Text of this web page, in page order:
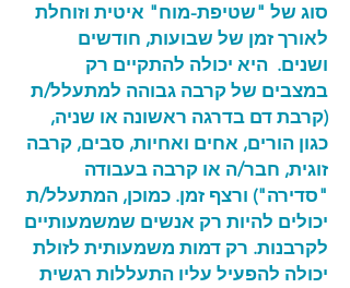
סוג של "שטיפת-מוח" איטית וזוחלת
לאורך זמן של שבועות, חודשים
ושנים. היא יכולה להתקיים רק
במצבים של קרבה גבוהה למתעלל/ת
(קרבת דם בדרגה ראשונה או שניה,
כגון הורים, אחים ואחיות, סבים, קרבה
זוגית, חבר/ה או קרבה בעבודה
"סדירה") ורצף זמן. כמוכן, המתעלל/ת
יכולים להיות רק אנשים שמשמעותיים
לקרבנות. רק דמות משמעותית לזולת
יכולה להפעיל עליו התעללות רגשית